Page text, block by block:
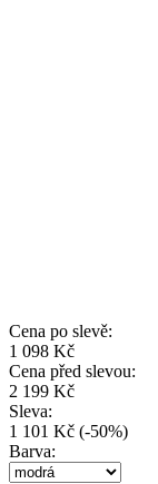
Cena po slevě:
1 098 Kč
Cena před slevou:
2 199 Kč
Sleva:
1 101 Kč (-50%)
Barva: